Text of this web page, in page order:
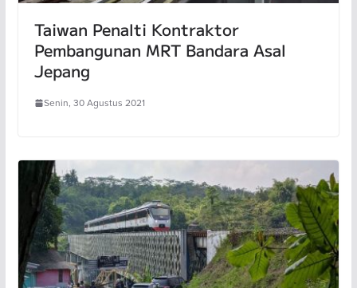
Taiwan Penalti Kontraktor
Pembangunan MRT Bandara Asal
Jepang
Senin, 30 Agustus 2021